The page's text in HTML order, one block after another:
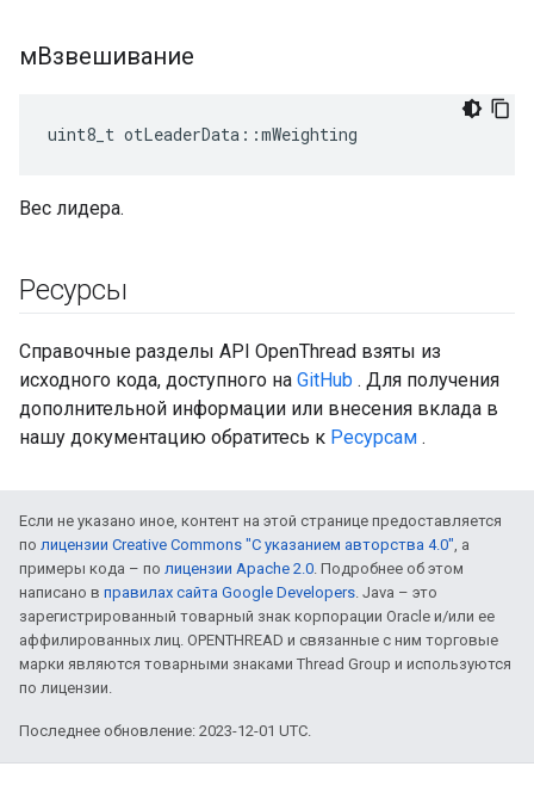
мВзвешивание
uint8_t otLeaderData ::mWeighting
Вес лидера.
Ресурсы
Справочные разделы API OpenThread взяты из
исходного кода, доступного на GitHub . Для получения
дополнительной информации или внесения вклада в
нашу документацию обратитесь к Ресурсам .
Если не указано иное, контент на этой странице предоставляется
по лицензии Creative Commons "С указанием авторства 4.0", а
примеры кода – по лицензии Apache 2.0. Подробнее об этом
написано в правилах сайта Google Developers. Java – это
зарегистрированный товарный знак корпорации Oracle и/или ее
аффилированных лиц. OPENTHREAD и связанные с ним торговые
марки являются товарными знаками Thread Group и используются
по лицензии.
Последнее обновление: 2023-12-01 UTC.